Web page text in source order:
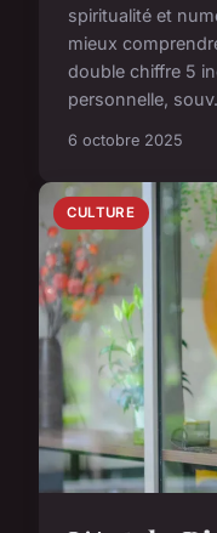
spiritualité et
mieux
double chiffre 5
personnelle,
6 octobre 2025
CULTURE